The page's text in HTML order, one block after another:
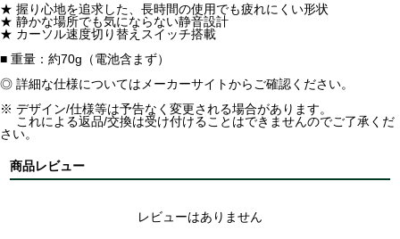
★ 握り心地を追求した、長時間の使用でも疲れにくい形状
★ 静かな場所でも気にならない静音設計
★ カーソル速度切り替えスイッチ搭載
■ 重量：約70g（電池含まず）
◎ 詳細な仕様についてはメーカーサイトからご確認ください。
※ デザイン/仕様等は予告なく変更される場合があります。
これによる返品/交換は受け付けることはできませんのでご了承くだ
さい。
商品レビュー
レビューはありません